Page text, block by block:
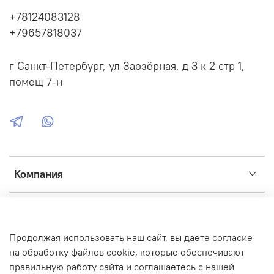
Компания
+78124083128
+79657818037
г Санкт-Петербург, ул Заозёрная, д 3 к 2 стр 1,
помещ 7-н
Интернет-магазин создан на inSales
Продолжая использовать наш сайт, вы даете согласие
на обработку файлов cookie, которые обеспечивают
правильную работу сайта и соглашаетесь с нашей